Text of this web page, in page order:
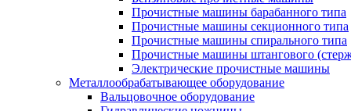
Прочистные машины барабанного типа
Прочистные машины секционного типа
Прочистные машины спирального типа
Прочистные машины штангового
Электрические прочистные машины
Металлообрабатывающее оборудование
Вальцовочное оборудование